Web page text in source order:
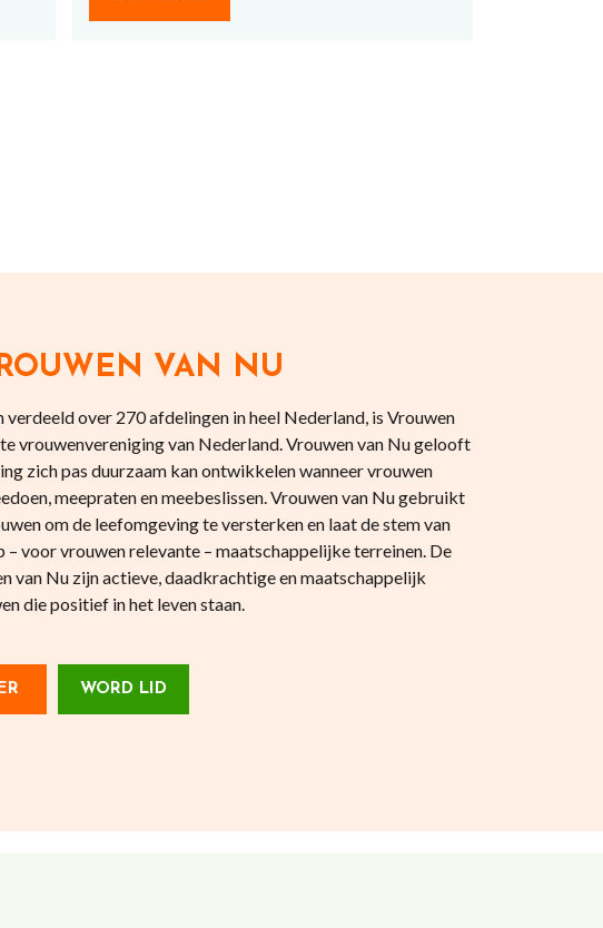
VAN NU
over 270 afdelingen in heel Nederland, is Vrouwen
vrouwenvereniging van Nederland. Vrouwen van Nu gelooft
zich pas duurzaam kan ontwikkelen wanneer vrouwen
meepraten en meebeslissen. Vrouwen van Nu gebruikt
om de leefomgeving te versterken en laat de stem van
– voor vrouwen relevante – maatschappelijke terreinen. De
van Nu zijn actieve, daadkrachtige en maatschappelijk
die positief in het leven staan.
WORD LID